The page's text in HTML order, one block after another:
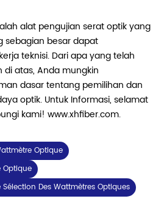
alat pengujian serat optik yang
sebagian besar dapat
teknisi. Dari apa yang telah
atas, Anda mungkin
dasar tentang pemilihan dan
optik. Untuk Informasi, selamat
kami! www.xhfiber.com.
Optique
Optique
Des Wattmètres Optiques